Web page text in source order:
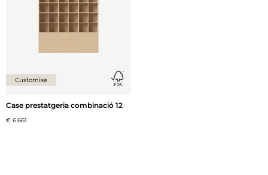
Customise
Case prestatgeria combinació 12
€ 6.661